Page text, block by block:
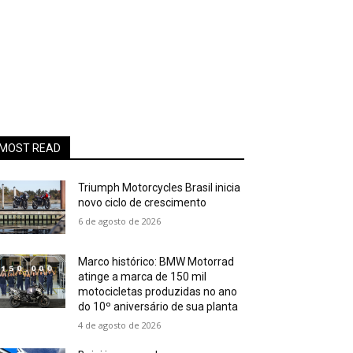
MOST READ
Triumph Motorcycles Brasil inicia
novo ciclo de crescimento
6 de agosto de 2026
Marco histórico: BMW Motorrad
atinge a marca de 150 mil
motocicletas produzidas no ano
do 10º aniversário de sua planta
4 de agosto de 2026